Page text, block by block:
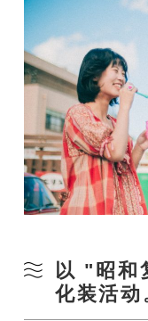
以 "昭和
化装活动